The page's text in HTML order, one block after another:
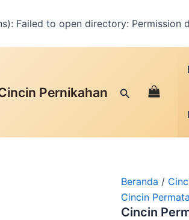
Failed to open directory: Permission
Pernikahan Cari
Beranda /
Cincin Permata
Cincin
Kombinasi
009
Facebook
Instagram
YouTube
WhatsApp
Google
TikTok